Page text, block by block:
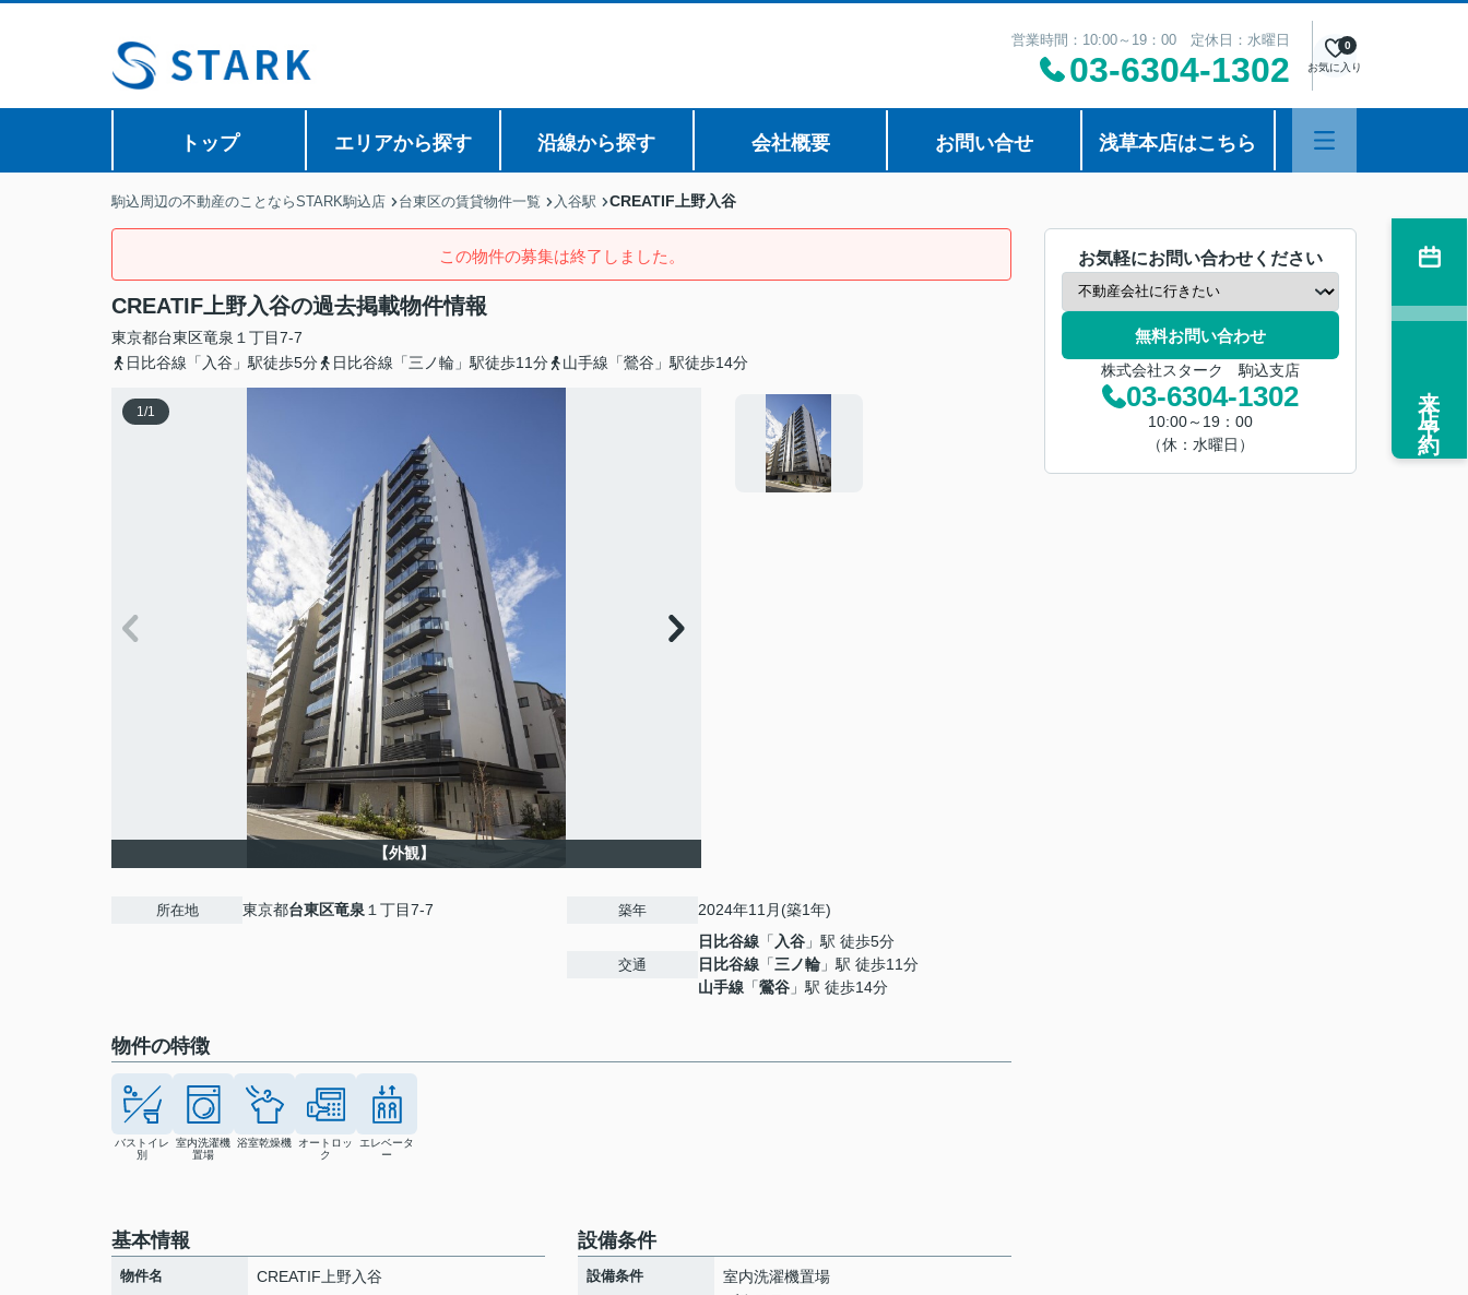
営業時間：10:00～19：00 定休日：水曜日
03-6304-1302 お気に入り
0
トップ エリアから探す 沿線から探す 会社概要 お問い合せ 浅草本店はこちら
駒込周辺の不動産のことならSTARK駒込店 台東区の賃貸物件一覧 入谷駅 CREATIF上野入谷
この物件の募集は終了しました。
CREATIF上野入谷の過去掲載物件情報
東京都台東区竜泉 １丁目7-7
日比谷線「入谷」駅徒歩5分
日比谷線「三ノ輪」駅徒歩11分 山手線「鶯谷」駅徒歩14分
1/1
【外観】
所在地 東京都台東区竜泉 １丁目7-7 築年 2024年11月(築1年)
交通
日比谷線 「 入谷 」駅 徒歩5分
日比谷線 「三ノ輪 」駅 徒歩11分
山手線 「鶯谷 」駅 徒歩14分
物件の特徴
バストイレ
別
室内洗濯機
置場
浴室乾燥機
オートロッ
ク
エレベータ
ー
基本情報
物件名 CREATIF上野入谷
設備条件
設備条件
室内洗濯機置場
お気軽にお問い合わせください
無料お問い合わせ
株式会社スターク 駒込支店
03-6304-1302
10:00～19：00
（休：水曜日）
来店予約